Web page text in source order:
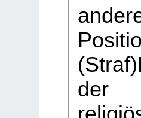
der